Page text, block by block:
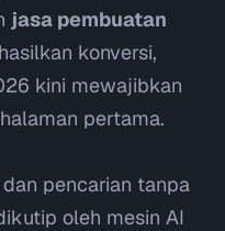
jasa pembuatan
konversi,
kini mewajibkan
pertama.
pencarian tanpa
oleh mesin AI